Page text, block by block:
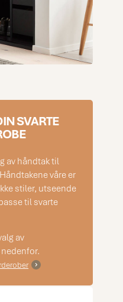
SVARTE
av håndtak til
våre er
stiler, utseende
til svarte
av